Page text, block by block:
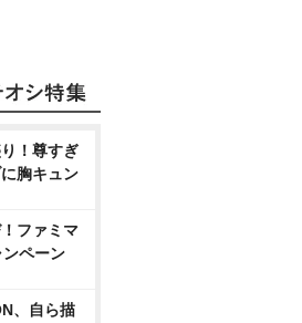
！尊すぎ
胸キュン
ファミマ
ペーン
、自ら描